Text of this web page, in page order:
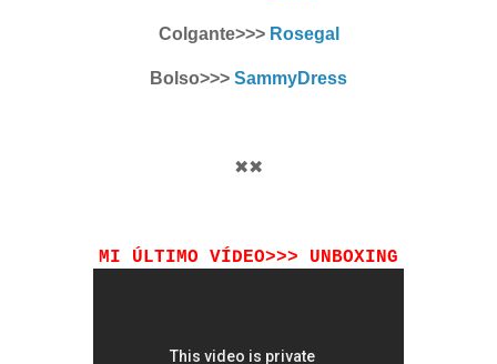
Colgante>>>Rosegal
Bolso>>> SammyDress
✖✖
MI ÚLTIMO VÍDEO>>> UNBOXING